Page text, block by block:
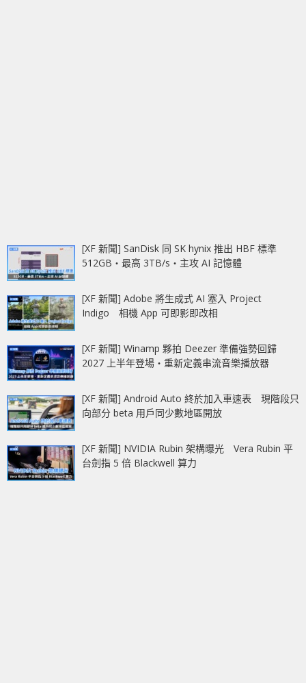
[XF 新聞] SanDisk 同 SK hynix 推出 HBF 標準
512GB‧最高 3TB/s‧主攻 AI 記憶體
[XF 新聞] Adobe 將生成式 AI 塞入 Project
Indigo 相機 App 可即影即改相
[XF 新聞] Winamp 夥拍 Deezer 準備強勢回歸
2027 上半年登場‧重新定義串流音樂播放器
[XF 新聞] Android Auto 終於加入車速表 現階段只
向部分 beta 用戶同少數地區開放
[XF 新聞] NVIDIA Rubin 架構曝光 Vera Rubin 平
台劍指 5 倍 Blackwell 算力